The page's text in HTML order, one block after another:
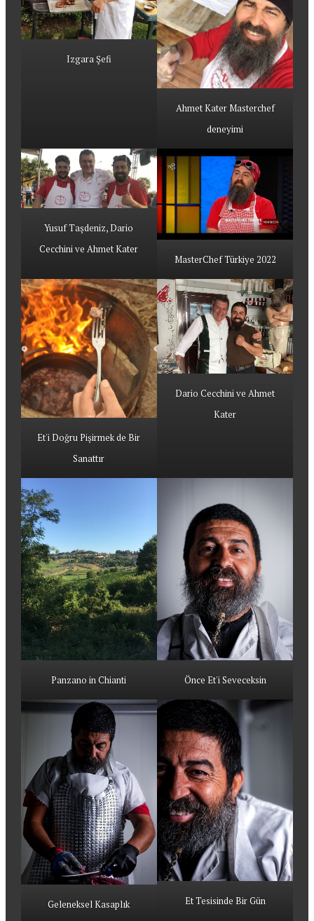
Izgara Şefi
Ahmet Kater Masterchef
deneyimi
Yusuf Taşdeniz, Dario
Cecchini ve Ahmet Kater
MasterChef Türkiye 2022
Et'i Doğru Pişirmek de Bir
Sanattır
Dario Cecchini ve Ahmet
Kater
Panzano in Chianti Önce Et'i Seveceksin
Geleneksel Kasaplık Et Tesisinde Bir Gün